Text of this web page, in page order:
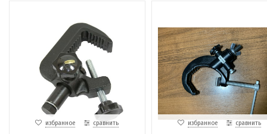
избранное сравнить избранное сравнить